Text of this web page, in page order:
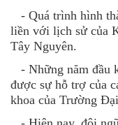
- Quá trình hình
liền với lịch sử của
Tây Nguyên.
- Những năm đầu
được sự hỗ trợ của
khoa của Trường